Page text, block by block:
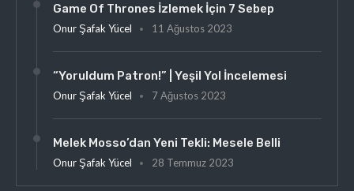
Game Of Thrones İzlemek İçin 7 Sebep
Onur Şafak Yücel 11 Ağustos 2023
“Yoruldum Patron!” | Yeşil Yol İncelemesi
Onur Şafak Yücel 7 Ağustos 2023
Melek Mosso’dan Yeni Tekli: Mesele Belli
Onur Şafak Yücel 28 Temmuz 2023